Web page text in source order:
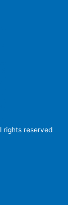
rights reserved